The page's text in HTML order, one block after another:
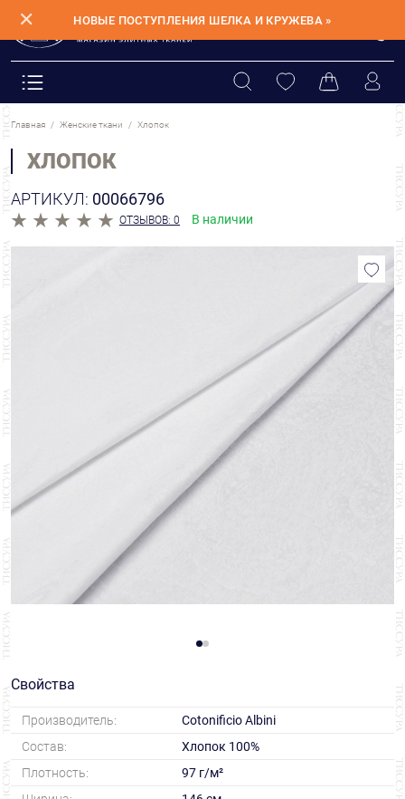
✕ НОВЫЕ ПОСТУПЛЕНИЯ ШЕЛКА И КРУЖЕВА »
Главная Женские ткани Хлопок
ХЛОПОК
АРТИКУЛ: 00066796
ОТЗЫВОВ: 0 В наличии
Свойства
Производитель:
Cotonificio Albini
Состав:
Хлопок 100%
Плотность:
97 г/м²